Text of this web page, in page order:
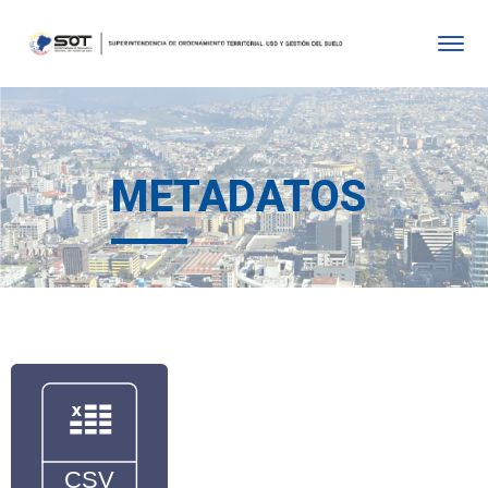
METADATOS